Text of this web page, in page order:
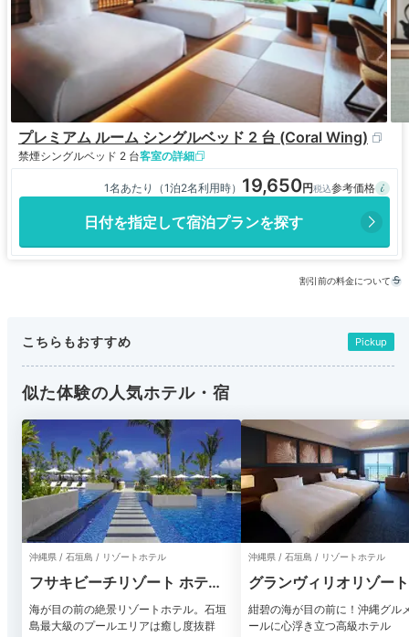
プレミアム ルーム シングルベッド 2 台 (Coral Wing)
禁煙シングルベッド 2 台客室の詳細
1名あたり（1泊2名利用時） 19,650
日付を指定して宿泊プランを探す
割引前の料金について
こちらもおすすめ Pickup
似た体験の人気ホテル・宿
沖縄県 / 石垣島 / リゾートホテル
フサキビーチリゾート ホテル
＆ヴィラズ
海が目の前の絶景リゾートホテル。石垣
島最大級のプールエリアは癒し度抜群
沖縄県 / 石垣島 / リゾートホテル
グランヴィリオリゾー
オーシャンズウイング&
ガーデン
紺碧の海が目の前に！沖縄グル
ールに心浮き立つ高級ホテル